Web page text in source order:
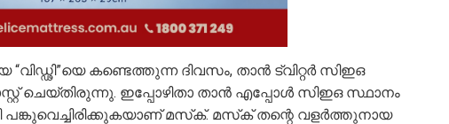
കണ്ടെത്തുന്ന ദിവസം, താൻ ട്വിറ്റർ സിഇഒ
ചെയ്തിരുന്നു. ഇപ്പോഴിതാ താൻ എപ്പോൾ സിഇഒ സ്ഥാനം
പങ്കുവെച്ചിരിക്കുകയാണ് മസ്‌ക്. മസ്‌ക് തന്റെ വളർത്തുനായ